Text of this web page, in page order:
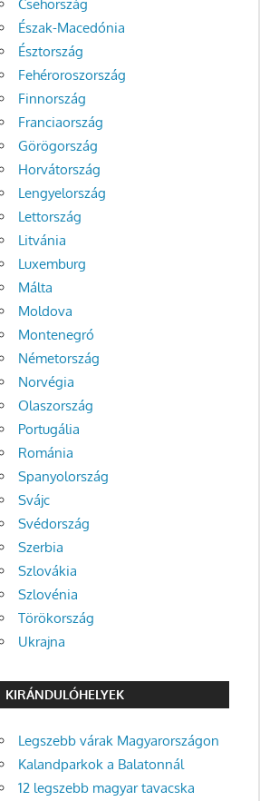
Csehország
Észak-Macedónia
Észtország
Fehéroroszország
Finnország
Franciaország
Görögország
Horvátország
Lengyelország
Lettország
Litvánia
Luxemburg
Málta
Moldova
Montenegró
Németország
Norvégia
Olaszország
Portugália
Románia
Spanyolország
Svájc
Svédország
Szerbia
Szlovákia
Szlovénia
Törökország
Ukrajna
KIRÁNDULÓHELYEK
Legszebb várak Magyarországon
Kalandparkok a Balatonnál
12 legszebb magyar tavacska